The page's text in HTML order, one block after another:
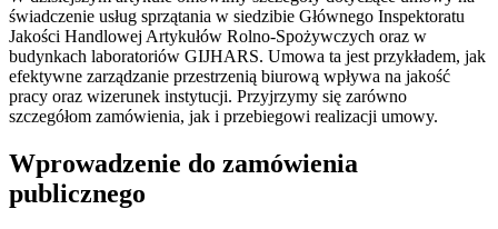
świadczenie usług sprzątania w siedzibie Głównego Inspektoratu
Jakości Handlowej Artykułów Rolno-Spożywczych oraz w
budynkach laboratoriów GIJHARS. Umowa ta jest przykładem, jak
efektywne zarządzanie przestrzenią biurową wpływa na jakość
pracy oraz wizerunek instytucji. Przyjrzymy się zarówno
szczegółom zamówienia, jak i przebiegowi realizacji umowy.
Wprowadzenie do zamówienia
publicznego